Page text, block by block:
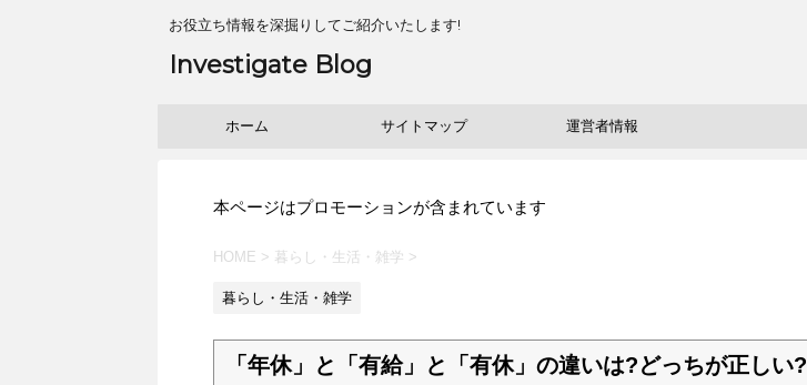
お役立ち情報を深掘りしてご紹介いたします!
Investigate Blog
ホーム サイトマップ 運営者情報
本ページはプロモーションが含まれています
HOME > 暮らし・生活・雑学 >
暮らし・生活・雑学
「年休」と「有給」と「有休」の違いは?どっちが正しい?